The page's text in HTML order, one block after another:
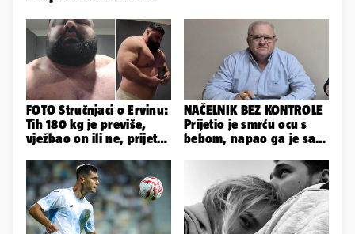
FOTO Stručnjaci o Ervinu:
Tih 180 kg je previše,
vježbao on ili ne, prijete
NAČELNIK BEZ KONTROLE
Prijetio je smrću ocu s
bebom, napao ga je sa